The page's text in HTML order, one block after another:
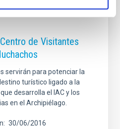
de Visitantes
servirán para potenciar la
turístico ligado a la
desarrolla el IAC y los
en el Archipiélago.
30/06/2016